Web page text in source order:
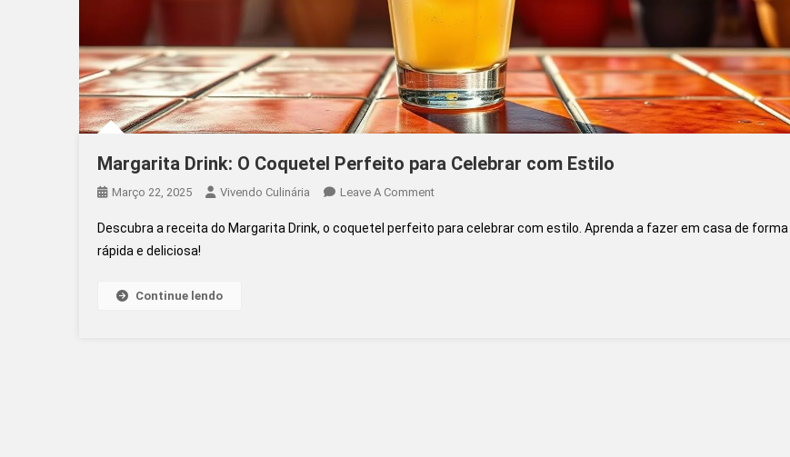
Margarita Drink: O Coquetel Perfeito para Celebrar com Estilo
Março 22, 2025 Vivendo Culinária Leave A CommentOn
Drink:
Descubra a receita do Margarita Drink, o coquetel perfeito para celebrar com estilo. Aprenda a fazer em casa de forma
rápida e deliciosa!
Continue lendo